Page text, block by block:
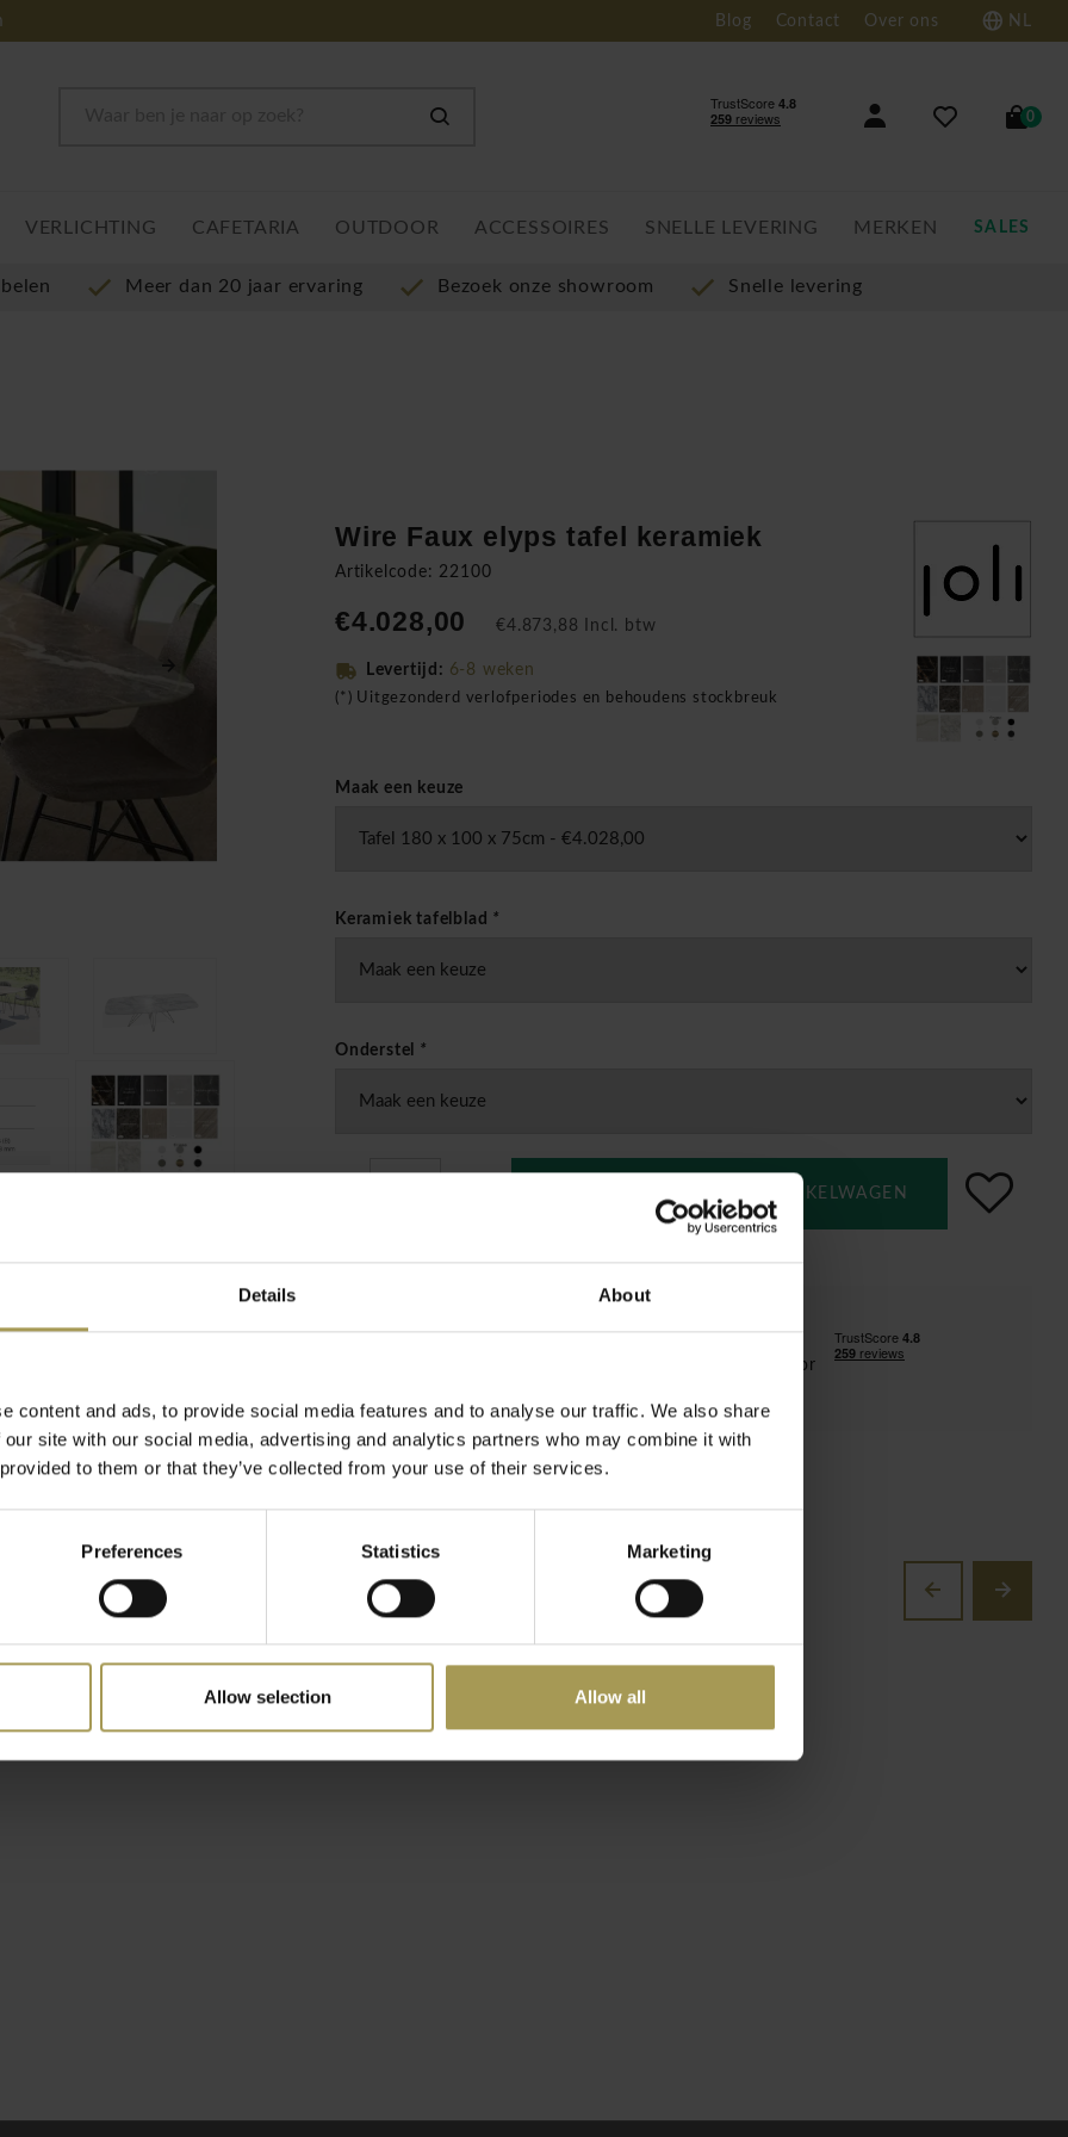
Details About
content and ads, to provide social media features and to analyse our traffic. We also share
site with our social media, advertising and analytics partners who may combine it with
to them or that they’ve collected from your use of their services.
Preferences Statistics Marketing
Allow selection Allow all
Blog Contact Over ons NL
0
VERLICHTING CAFETARIA OUTDOOR ACCESSOIRES SNELLE LEVERING MERKEN SALES
Meer dan 20 jaar ervaring Bezoek onze showroom Snelle levering
design ontmoet
stijl in deze
zorgt ervoor
de BeNeLux
en verkrijgbaar in
uitvoering is
keramiek.
elk interieur, zowel
interieur thuis als
professionele
Wire Faux elyps tafel keramiek
Artikelcode: 22100
€4.028,00 €4.873,88 Incl. btw
Levertijd: 6-8 weken
(*) Uitgezonderd verlofperiodes en behoudens stockbreuk
Maak een keuze
Keramiek tafelblad *
Onderstel *
TOEVOEGEN AAN WINKELWAGEN
Info over transport en installatie
GRATIS transport voor de BeNeLux regio!
Montage inclusief vanaf €1500 ( enkel voor